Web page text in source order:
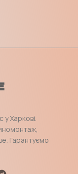
у Харкові.
Гарантуємо